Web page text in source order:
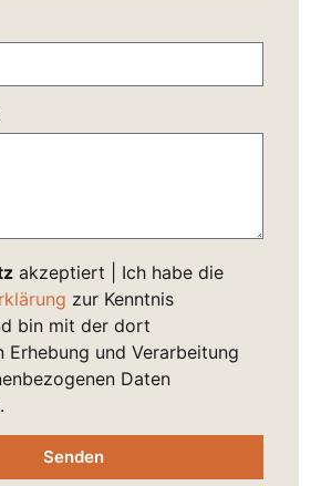
akzeptiert | Ich habe die
zur Kenntnis
bin mit der dort
Erhebung und Verarbeitung
Daten
Senden